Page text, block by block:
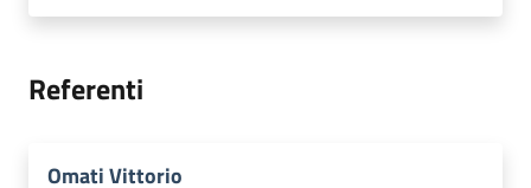
Referenti
Omati Vittorio